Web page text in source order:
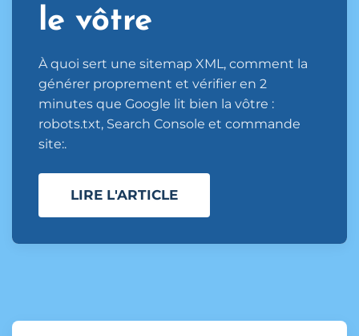
le vôtre
À quoi sert une sitemap XML, comment la
générer proprement et vérifier en 2
minutes que Google lit bien la vôtre :
robots.txt, Search Console et commande
site:.
LIRE L'ARTICLE